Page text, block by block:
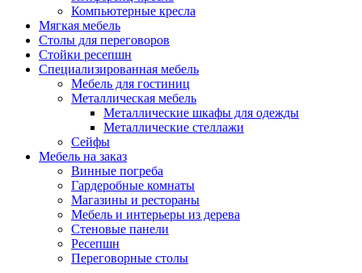
Компьютерные кресла
Мягкая мебель
Столы для переговоров
Стойки ресепшн
Специализированная мебель
Мебель для гостиниц
Металлическая мебель
Металлические шкафы для одежды
Металлические стеллажи
Сейфы
Мебель на заказ
Винные погреба
Гардеробные комнаты
Магазины и рестораны
Мебель и интерьеры из дерева
Стеновые панели
Ресепшн
Переговорные столы